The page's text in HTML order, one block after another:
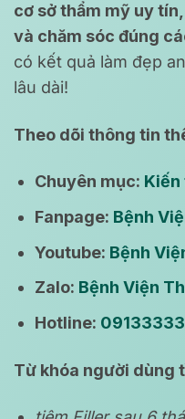
cơ sở thẩm mỹ uy
và chăm sóc đúng
có kết quả làm đẹp
lâu dài!
Theo dõi thông tin
Chuyên mục:
Fanpage: Bệnh
Youtube: Bệnh
Zalo: Bệnh Viện
Hotline:
Từ khóa người dùng